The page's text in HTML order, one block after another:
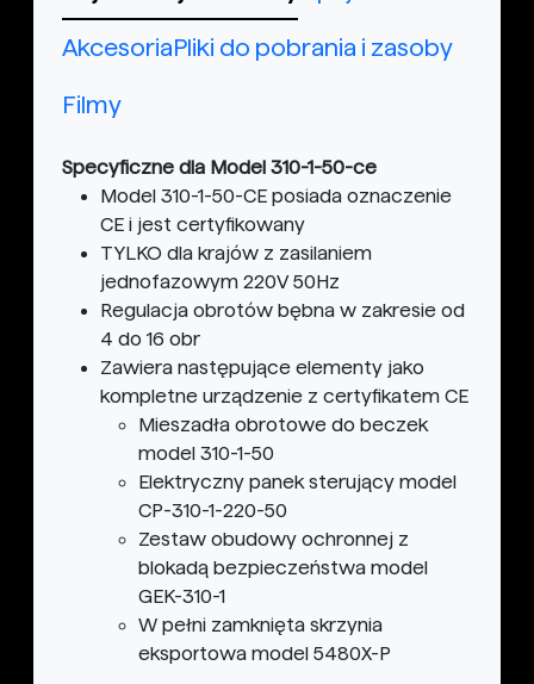
AkcesoriaPliki do pobrania i zasoby
Filmy
Specyficzne dla Model 310-1-50-ce
Model 310-1-50-CE posiada oznaczenie
CE i jest certyfikowany
TYLKO dla krajów z zasilaniem
jednofazowym 220V 50Hz
Regulacja obrotów bębna w zakresie od
4 do 16 obr
Zawiera następujące elementy jako
kompletne urządzenie z certyfikatem CE
Mieszadła obrotowe do beczek
model 310-1-50
Elektryczny panek sterujący model
CP-310-1-220-50
Zestaw obudowy ochronnej z
blokadą bezpieczeństwa model
GEK-310-1
W pełni zamknięta skrzynia
eksportowa model 5480X-P